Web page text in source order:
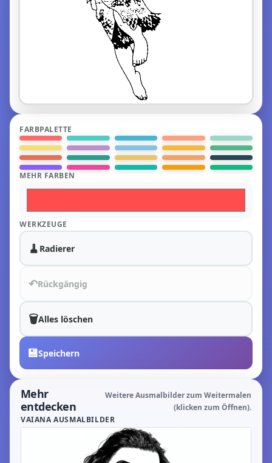
FARBPALETTE
MEHR FARBEN
WERKZEUGE
🧹 Radierer
↶Rückgängig
🗑️Alles löschen
💾Speichern
Mehr
entdecken
Weitere Ausmalbilder zum Weitermalen
(klicken zum Öffnen).
VAIANA AUSMALBILDER